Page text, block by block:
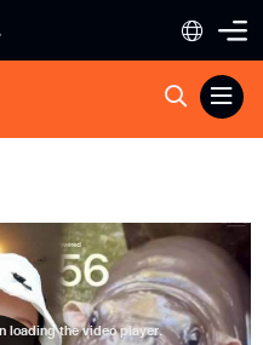
loading the video player.